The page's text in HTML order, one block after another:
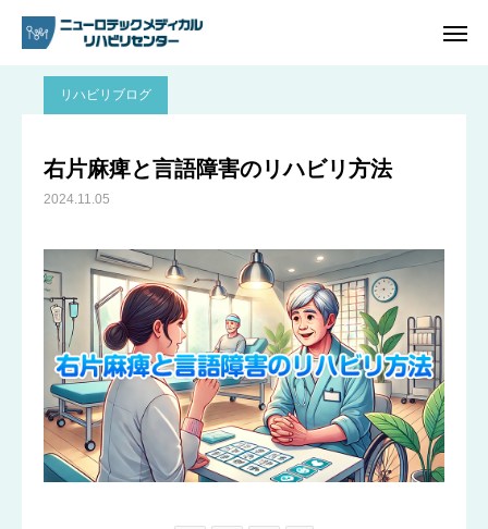
ブログ リハビリブログ
リハビリブログ
右片麻痺と言語障害のリハビリ方法
2024.11.05アクセス
リハビリ内容
プラン・料金一覧
よくあるご質問
ご予約